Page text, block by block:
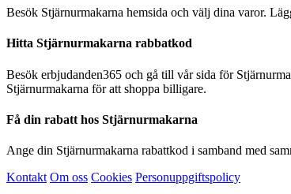
Besök Stjärnurmakarna hemsida och välj dina varor.
Hitta Stjärnurmakarna rabbatkod
Besök erbjudanden365 och gå till vår sida för
Stjärnurmakarna för att shoppa billigare.
Få din rabatt hos Stjärnurmakarna
Ange din Stjärnurmakarna rabattkod i samband med
Kontakt Om oss Cookies Personuppgiftspolicy